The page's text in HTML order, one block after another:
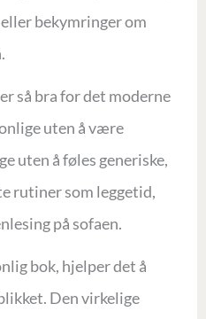
bekymringer om
så bra for det moderne
uten å være
uten å føles generiske,
rutiner som leggetid,
på sofaen.
bok, hjelper det å
Den virkelige